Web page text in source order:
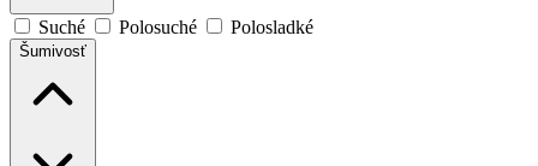
Suché Polosuché Polosladké
Šumivosť